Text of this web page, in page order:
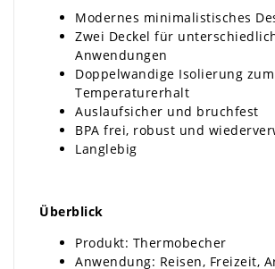
Modernes minimalistisches
Zwei Deckel für
Anwendungen
Doppelwandige Isolierung zum
Temperaturerhalt
Auslaufsicher und bruchfest
BPA frei, robust und
Langlebig
Überblick
Produkt: Thermobecher
Anwendung: Reisen, Freizeit,